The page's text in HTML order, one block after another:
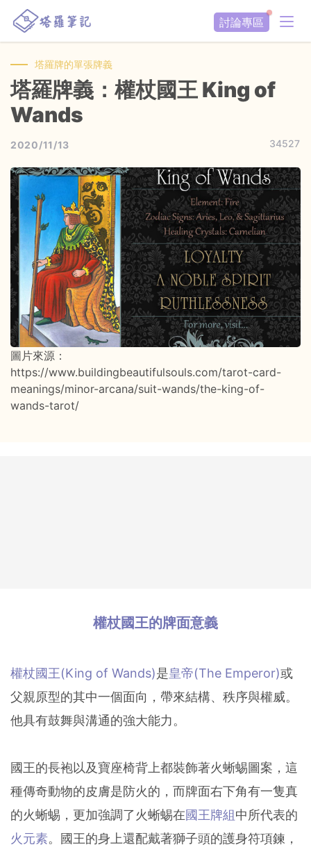
討論專區
塔羅牌的單張牌義
塔羅牌義：權杖國王 King of
Wands
2020/11/13 34527
圖片來源：
https://www.buildingbeautifulsouls.com/tarot-card-
meanings/minor-arcana/suit-wands/the-king-of-
wands-tarot/
權杖國王的牌面意義
權杖國王(King of Wands)是皇帝(The Emperor)或
父親原型的其中一個面向，帶來結構、秩序與權威。
他具有鼓舞與溝通的強大能力。
國王的長袍以及寶座椅背上都裝飾著火蜥蜴圖案，這
種傳奇動物的皮膚是防火的，而牌面右下角有一隻真
的火蜥蜴，更加強調了火蜥蜴在國王牌組中所代表的
火元素。國王的身上還配戴著獅子頭的護身符項鍊，